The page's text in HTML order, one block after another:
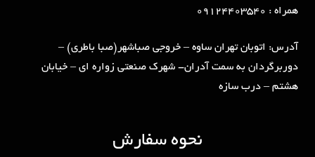
همراه : 09124403540
آدرس: اتوبان تهران ساوه – خروجی صباشهر(صبا باطری) –
دوربرگردان به سمت آدران- شهرک صنعتی زواره ای – خیابان
هشتم – درب سازه
نحوه سفارش